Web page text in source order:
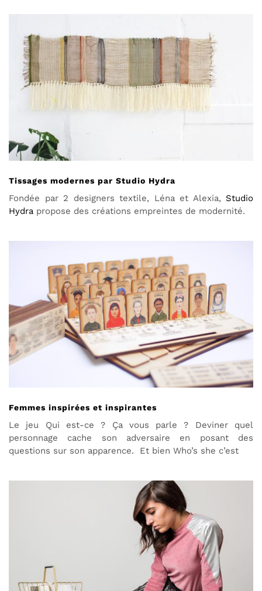
Tissages modernes par Studio Hydra
Fondée par 2 designers textile, Léna et Alexia, Studio
Hydra propose des créations empreintes de modernité.
Femmes inspirées et inspirantes
Le jeu Qui est-ce ? Ça vous parle ? Deviner quel
personnage cache son adversaire en posant des
questions sur son apparence. Et bien Who’s she c’est